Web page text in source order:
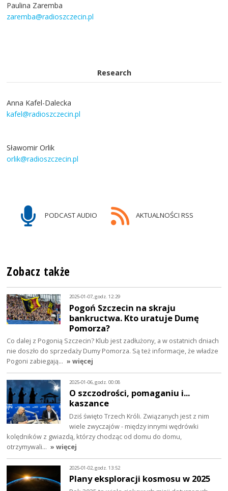
Paulina Zaremba
zaremba@radioszczecin.pl
Research
Anna Kafel-Dalecka
kafel@radioszczecin.pl
Sławomir Orlik
orlik@radioszczecin.pl
PODCAST AUDIO AKTUALNOŚCI RSS
Zobacz także
2025-01-07, godz. 12:29
Pogoń Szczecin na skraju
bankructwa. Kto uratuje Dumę
Pomorza?
Co dalej z Pogonią Szczecin? Klub jest zadłużony, a w ostatnich dniach
nie doszło do sprzedaży Dumy Pomorza. Są też informacje, że władze
Pogoni zabiegają… » więcej
2025-01-06, godz. 00:08
O szczodrości, pomaganiu i...
kaszance
Dziś święto Trzech Króli. Związanych jest z nim
wiele zwyczajów - między innymi wędrówki
kolędników z gwiazdą, którzy chodząc od domu do domu,
otrzymywali… » więcej
2025-01-02, godz. 13:52
Plany eksploracji kosmosu w 2025